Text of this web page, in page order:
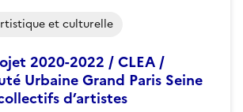
2020-2022 / CLEA /
Urbaine Grand Paris Seine
d’artistes
et culturelle